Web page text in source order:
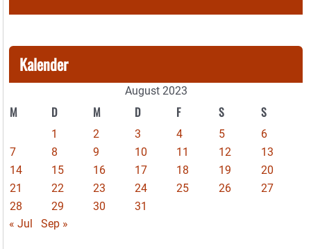
Kalender
August 2023
M D M D F S S
1 2 3 4 5
6
7
8 9 10 11 12
13
14
15 16 17 18 19
20
21
22 23 24 25 26
27
28
29 30
31
« Jul
Sep »